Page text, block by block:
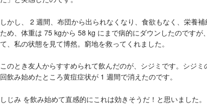
しかし、 2 週間、布団から出られなくなり、食欲もなく、栄養
ため、体重は 75 kgから 58 kg にまで病的にダウンしたのです
て、私の状態を見て博然。窮地を救ってくれました。
このとき友人からすすめられて飲んだのが、シジミです。シジ
回飲み始めたところ黄痘症状が 1 週間で消えたのです。
しじみ を飲み始めて直感的にこれは効きそうだ！と思いました